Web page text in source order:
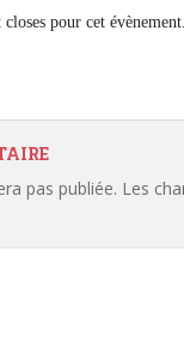
pour cet évènement.
pas publiée. Les